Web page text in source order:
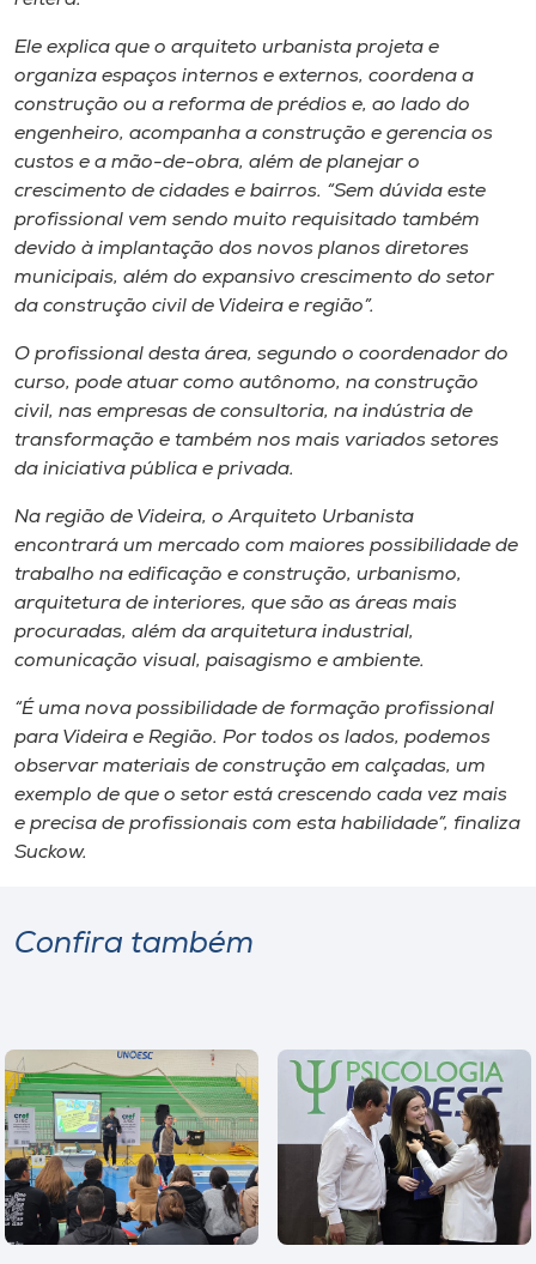
A+
Ele explica que o arquiteto urbanista projeta e
organiza espaços internos e externos, coordena a
construção ou a reforma de prédios e, ao lado do
engenheiro, acompanha a construção e gerencia os
custos e a mão-de-obra, além de planejar o
crescimento de cidades e bairros. “Sem dúvida este
profissional vem sendo muito requisitado também
devido à implantação dos novos planos diretores
municipais, além do expansivo crescimento do setor
da construção civil de Videira e região”.
O profissional desta área, segundo o coordenador do
curso, pode atuar como autônomo, na construção
civil, nas empresas de consultoria, na indústria de
transformação e também nos mais variados setores
da iniciativa pública e privada.
Na região de Videira, o Arquiteto Urbanista
encontrará um mercado com maiores possibilidade de
trabalho na edificação e construção, urbanismo,
arquitetura de interiores, que são as áreas mais
procuradas, além da arquitetura industrial,
comunicação visual, paisagismo e ambiente.
“É uma nova possibilidade de formação profissional
para Videira e Região. Por todos os lados, podemos
observar materiais de construção em calçadas, um
exemplo de que o setor está crescendo cada vez mais
e precisa de profissionais com esta habilidade”, finaliza
Suckow.
Confira também